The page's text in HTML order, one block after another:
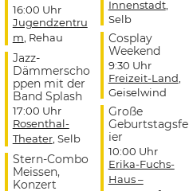
16:00 Uhr
Jugendzentru
m, Rehau
Jazz-
Dämmerscho
ppen mit der
Band Splash
17:00 Uhr
Rosenthal-
Theater, Selb
Stern-Combo
Meissen,
Konzert
Innenstadt,
Selb
Cosplay
Weekend
9:30 Uhr
Freizeit-Land,
Geiselwind
Große
Geburtstagsfe
ier
10:00 Uhr
Erika-Fuchs-
Haus –